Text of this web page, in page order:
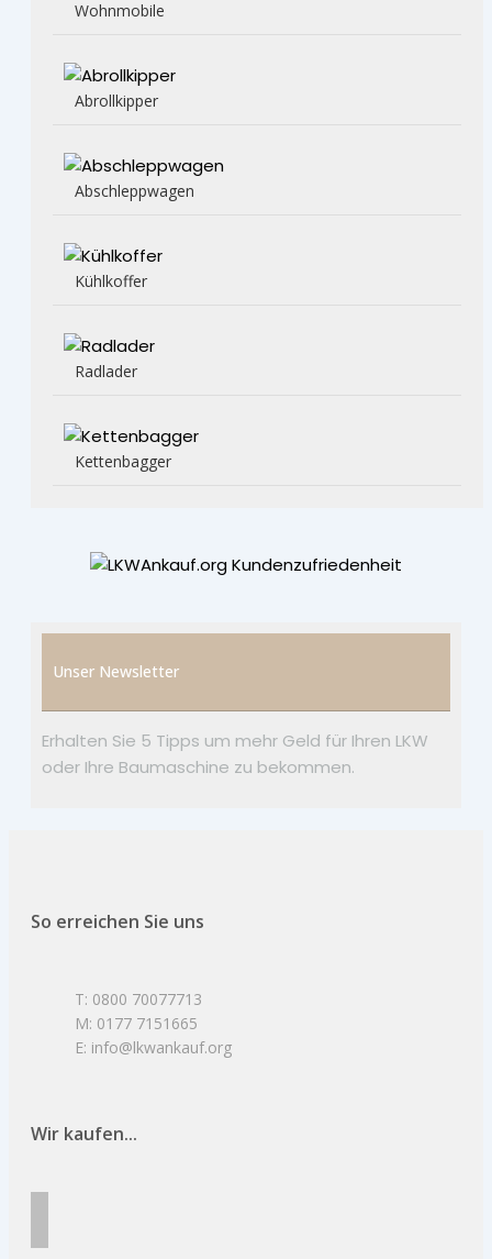
Wohnmobile
Abrollkipper
Abschleppwagen
Kühlkoffer
Radlader
Kettenbagger
Unser Newsletter
Erhalten Sie 5 Tipps um mehr Geld für Ihren LKW
oder Ihre Baumaschine zu bekommen.
So erreichen Sie uns
T: 0800 70077713
M: 0177 7151665
E: info@lkwankauf.org
Wir kaufen...